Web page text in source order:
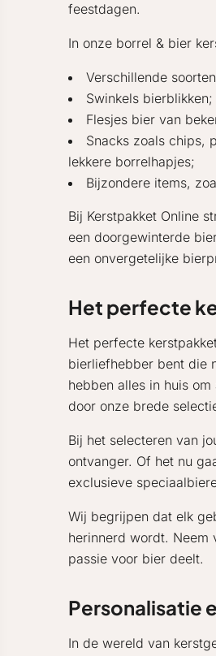
feestdagen.
In onze borrel & bier
Verschillende
Swinkels bierblikken;
Flesjes bier van
Snacks zoals chips,
lekkere borrelhapjes;
Bijzondere items,
Bij Kerstpakket Online
een doorgewinterde
een onvergetelijke
Het perfecte
Het perfecte
bierliefhebber bent die
hebben alles in huis
door onze brede
Bij het selecteren van
ontvanger. Of het nu
exclusieve
Wij begrijpen dat elk
herinnerd wordt. Neem
passie voor bier deelt.
Personalisatie
In de wereld van